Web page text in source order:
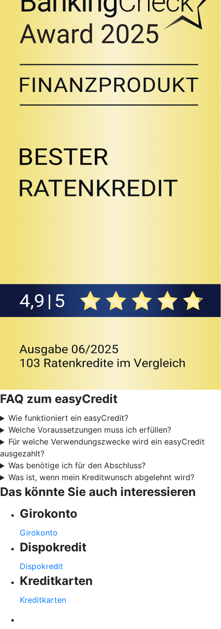
FAQ zum easyCredit
Wie funktioniert ein easyCredit?
Welche Voraussetzungen muss ich erfüllen?
Für welche Verwendungszwecke wird ein easyCredit
ausgezahlt?
Was benötige ich für den Abschluss?
Was ist, wenn mein Kreditwunsch abgelehnt wird?
Das könnte Sie auch interessieren
Girokonto
Girokonto
Dispokredit
Dispokredit
Kreditkarten
Kreditkarten